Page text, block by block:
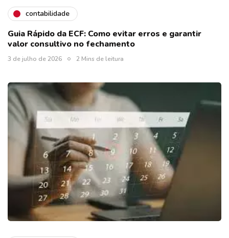
contabilidade
Guia Rápido da ECF: Como evitar erros e garantir
valor consultivo no fechamento
3 de julho de 2026 2 Mins de leitura